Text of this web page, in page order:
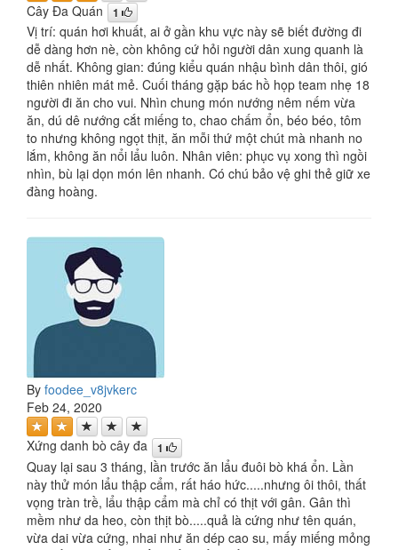
Cây Đa Quán 1
Vị trí: quán hơi khuất, ai ở gần khu vực này sẽ biết đường đi
dễ dàng hơn nè, còn không cứ hỏi người dân xung quanh là
dễ nhất. Không gian: đúng kiểu quán nhậu bình dân thôi, gió
thiên nhiên mát mẻ. Cuối tháng gặp bác hồ họp team nhẹ 18
người đi ăn cho vui. Nhìn chung món nướng nêm nếm vừa
ăn, dú dê nướng cắt miếng to, chao chấm ổn, béo béo, tôm
to nhưng không ngọt thịt, ăn mỗi thứ một chút mà nhanh no
lắm, không ăn nổi lẩu luôn. Nhân viên: phục vụ xong thì ngồi
nhìn, bù lại dọn món lên nhanh. Có chú bảo vệ ghi thẻ giữ xe
đàng hoàng.
By foodee_v8jvkerc
Feb 24, 2020
Xứng danh bò cây đa 1
Quay lại sau 3 tháng, lần trước ăn lẩu đuôi bò khá ổn. Lần
này thử món lẩu thập cẩm, rất háo hức.....nhưng ôi thôi, thất
vọng tràn trề, lẩu thập cẩm mà chỉ có thịt với gân. Gân thì
mềm như da heo, còn thịt bò.....quả là cứng như tên quán,
vừa dai vừa cứng, nhai như ăn dép cao su, mấy miếng mỏng